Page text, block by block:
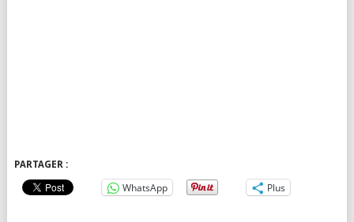
PARTAGER :
WhatsApp Plus